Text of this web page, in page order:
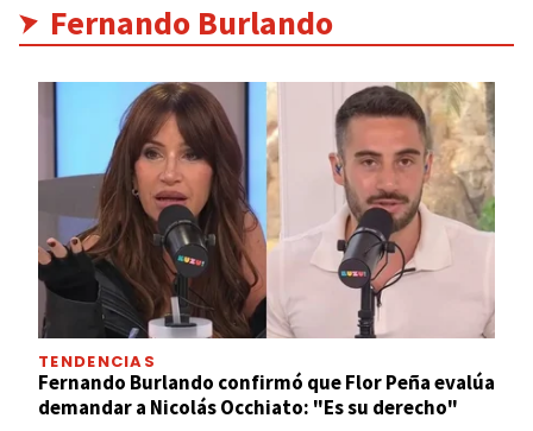
Fernando Burlando
TENDENCIAS
Fernando Burlando confirmó que Flor Peña evalúa
demandar a Nicolás Occhiato: "Es su derecho"